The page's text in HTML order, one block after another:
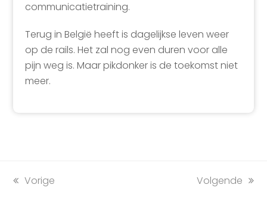
communicatietraining.
Terug in België heeft is dagelijkse leven weer
op de rails. Het zal nog even duren voor alle
pijn weg is. Maar pikdonker is de toekomst niet
meer.
previous
Vorige
next
Volgende